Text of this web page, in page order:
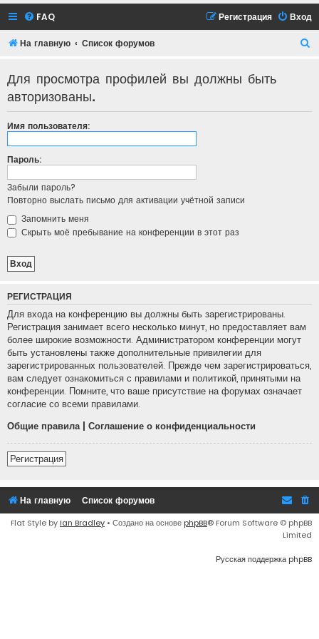
FAQ Вход
Регистрация
На главную Список форумов
Для просмотра профилей вы должны быть
авторизованы.
Имя пользователя:
Пароль:
Забыли пароль?
Повторно выслать письмо для активации учётной записи
Запомнить меня
Скрыть моё пребывание на конференции в этот раз
РЕГИСТРАЦИЯ
Для входа на конференцию вы должны быть зарегистрированы.
Регистрация занимает всего несколько минут, но предоставляет вам
более широкие возможности. Администратором конференции могут
быть установлены также дополнительные привилегии для
зарегистрированных пользователей. Прежде чем зарегистрироваться,
вам следует ознакомиться с правилами и политикой, принятыми на
конференции. Помните, что ваше присутствие на форумах означает
согласие со всеми правилами.
Общие правила| Соглашение о конфиденциальности
Регистрация
На главную Список форумов
Flat Style by Ian Bradley • Создано на основе phpBB® Forum Software © phpBB
Limited
Русская поддержка phpBB